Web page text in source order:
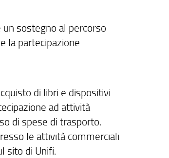
un sostegno al percorso
la partecipazione
di libri e dispositivi
ad attività
di spese di trasporto.
le attività commerciali
sito di Unifi.